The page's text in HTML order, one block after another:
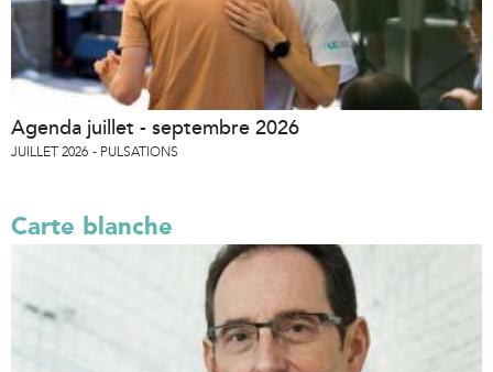
Agenda juillet - septembre 2026
JUILLET 2026 PULSATIONS
Carte blanche